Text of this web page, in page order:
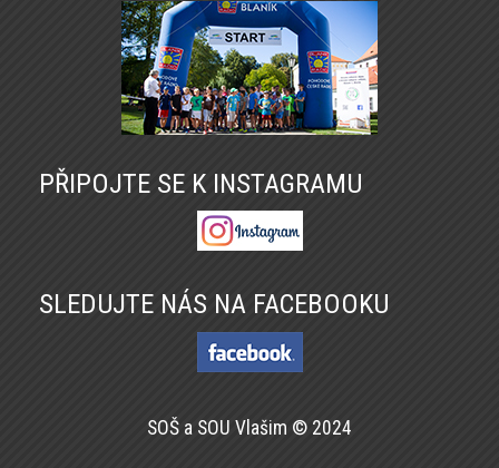
PŘIPOJTE SE K INSTAGRAMU
SLEDUJTE NÁS NA FACEBOOKU
SOŠ a SOU Vlašim © 2024